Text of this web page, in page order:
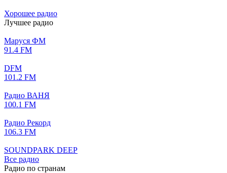
Хорошее радио
Лучшее радио
Маруся ФМ
91.4 FM
DFM
101.2 FM
Радио ВАНЯ
100.1 FM
Радио Рекорд
106.3 FM
SOUNDPARK DEEP
Все радио
Радио по странам